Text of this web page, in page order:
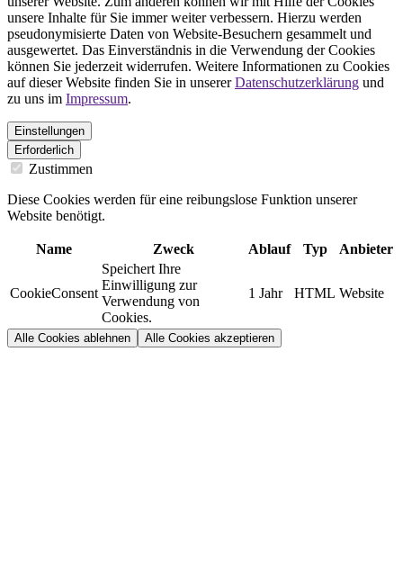
unsere Inhalte für Sie immer weiter verbessern. Hierzu werden
pseudonymisierte Daten von Website-Besuchern gesammelt und
ausgewertet. Das Einverständnis in die Verwendung der Cookies
können Sie jederzeit widerrufen. Weitere Informationen zu Cookies
auf dieser Website finden Sie in unsererDatenschutzerklärung und
zu uns im Impressum.
Einstellungen
Erforderlich
Zustimmen
Diese Cookies werden für eine reibungslose Funktion unserer
Website benötigt.
Name Zweck Ablauf Typ Anbieter
CookieConsent
Speichert Ihre
Einwilligung zur
Verwendung von
Cookies.
1 Jahr HTML Website
Alle Cookies ablehnen Alle Cookies akzeptieren